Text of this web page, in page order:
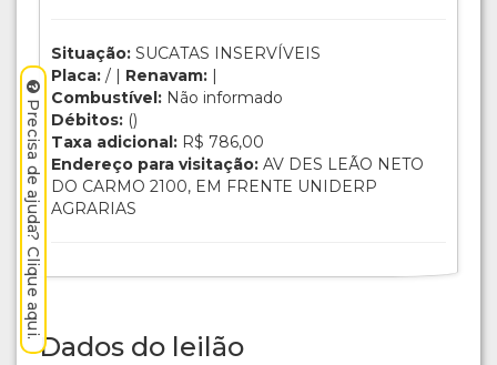
Situação: SUCATAS INSERVÍVEIS
Placa: / | Renavam:
Combustível: Não informado
Débitos: ()
Taxa adicional: R$ 786,00
Endereço para visitação: AV DES LEÃO NETO
DO CARMO 2100, EM FRENTE UNIDERP
AGRARIAS
Dados do leilão
Precisa de ajuda? Clique aqui.